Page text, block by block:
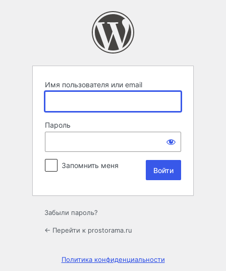
Имя пользователя или email
Пароль
Запомнить меня
Забыли пароль?
← Перейти к prostorama.ru
Политика конфиденциальности